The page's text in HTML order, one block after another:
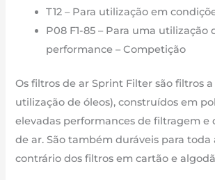
T12 – Para utilização em
P08 F1-85 – Para uma utilização
performance – Competição
Os filtros de ar Sprint Filter são filtros a
utilização de óleos), construídos em
elevadas performances de filtragem e
de ar. São também duráveis para toda
contrário dos filtros em cartão e